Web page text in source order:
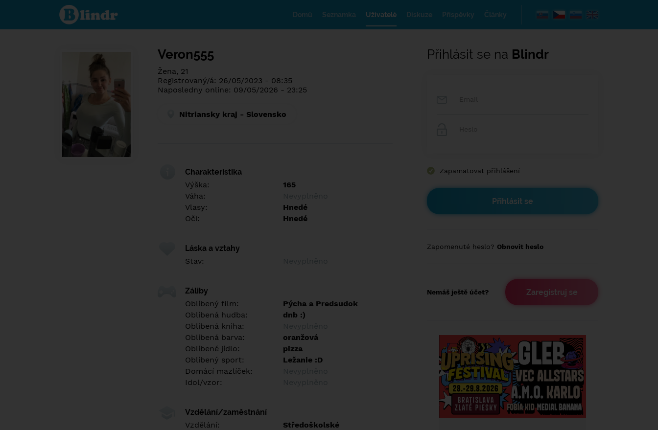
Poznej co je
pod maskou.
Seznamovací
Domů Seznamka Uživatelé Diskuze Příspěvky Články
Veron555
Žena, 21
Registrovaný/á: 26/05/2023 - 08:35
Naposledny online: 09/05/2026 - 23:25
Nitriansky kraj - Slovensko
Charakteristika
Výška:
165
Váha:
Vlasy:
Hnedé
Oči:
Hnedé
Láska a vztahy
Stav:
Záliby
Oblíbený film:
Pýcha a Predsudok
Oblíbená hudba:
dnb :)
Oblíbená kniha:
Oblíbená barva:
oranžová
Oblíbené jídlo:
pizza
Oblíbený sport:
Ležanie :D
Domácí mazlíček:
Idol/vzor:
Vzdělání/zaměstnání
Vzdělání:
Středoškolské
Přihlásit se na Blindr
Zapamatovat přihlášení
Zapomenuté heslo? Obnovit heslo
Nemáš ještě účet? Zaregistruj se